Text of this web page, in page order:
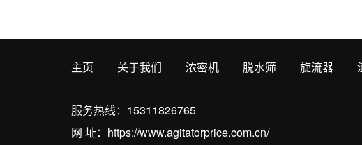
主页 关于我们 浓密机 脱水筛 旋流器
服务热线： 15311826765
网 址： https://www.agitatorprice.com.cn/